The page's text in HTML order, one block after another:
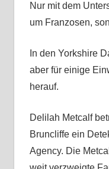
Nur mit dem
um Franzosen,
In den Yorkshire
aber für einige
herauf.
Delilah Metcalf
Bruncliffe ein
Agency. Die